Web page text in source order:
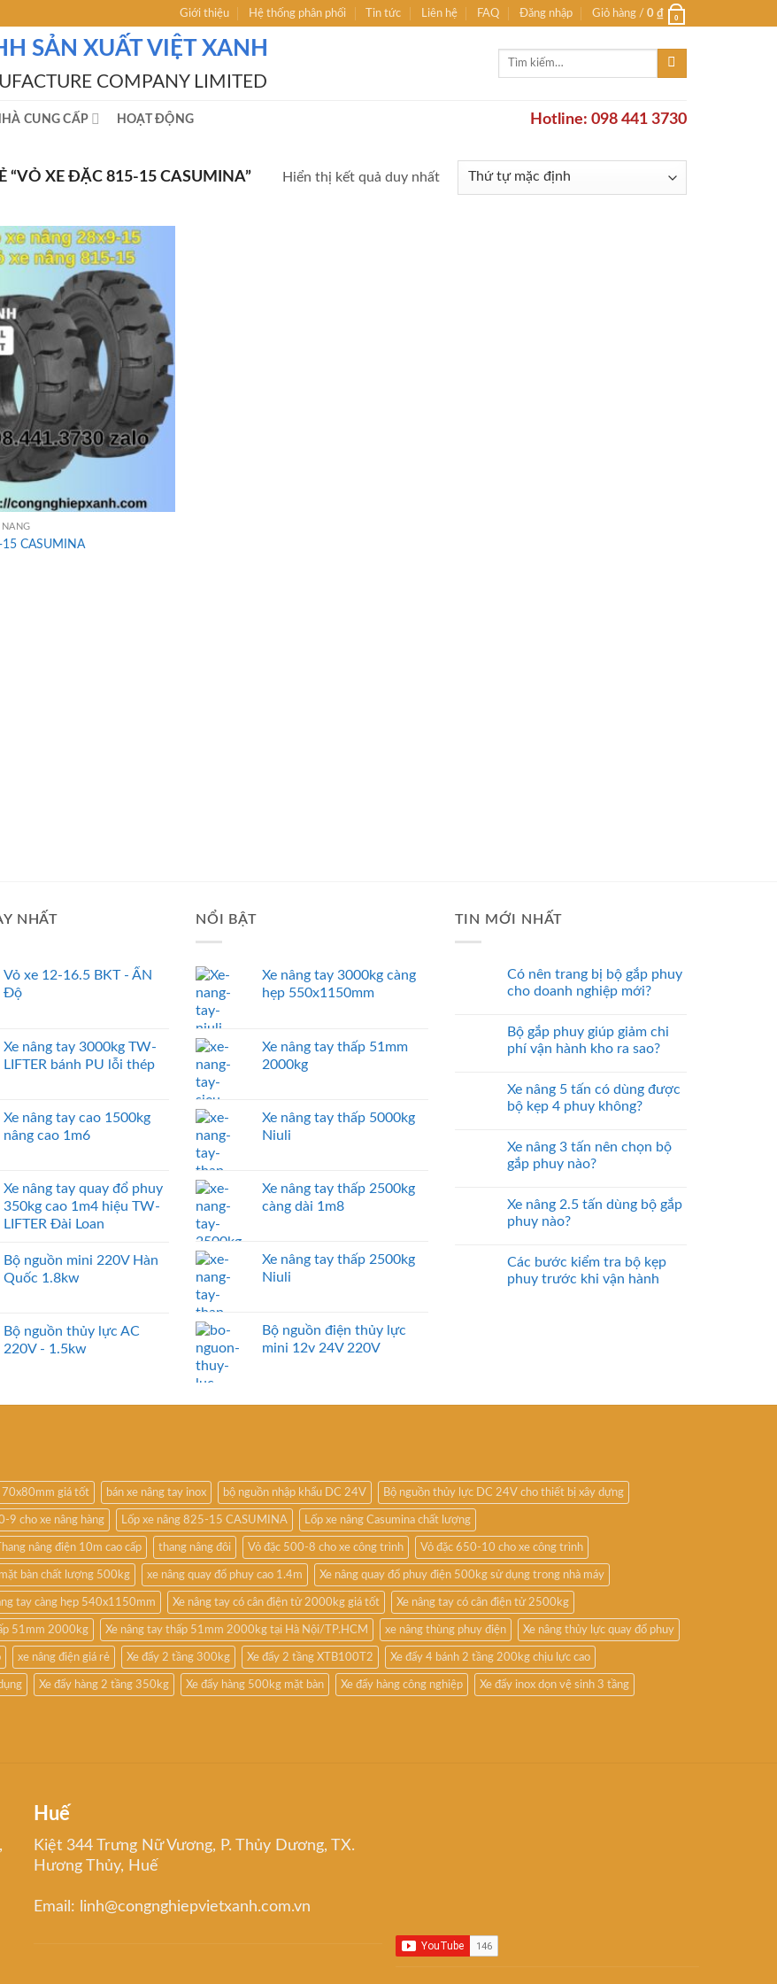
Giới thiệu Hệ thống phân phối Tin tức Liên hệ FAQ Đăng nhập Giỏ hàng / 0 ₫ 0
SẢN XUẤT VIỆT XANH
COMPANY LIMITED
Tìm
CUNG CẤP HOẠT ĐỘNG Hotline: 098 441 3730
XE ĐẶC 815-15 CASUMINA” Hiển thị kết quả duy nhất
CASUMINA
NHẤT
Vỏ xe 12-16.5 BKT - ẤN
Độ
Xe nâng tay 3000kg TW-
LIFTER bánh PU lỗi thép
Xe nâng tay cao 1500kg
nâng cao 1m6
Xe nâng tay quay đổ phuy
350kg cao 1m4 hiệu TW-
LIFTER Đài Loan
Bộ nguồn mini 220V Hàn
Quốc 1.8kw
Bộ nguồn thủy lực AC
220V - 1.5kw
NỔI BẬT
Xe nâng tay 3000kg càng
hẹp 550x1150mm
Xe nâng tay thấp 51mm
2000kg
Xe nâng tay thấp 5000kg
Niuli
Xe nâng tay thấp 2500kg
càng dài 1m8
Xe nâng tay thấp 2500kg
Niuli
Bộ nguồn điện thủy lực
mini 12v 24V 220V
TIN MỚI NHẤT
Có nên trang bị bộ gắp phuy
cho doanh nghiệp mới?
Bộ gắp phuy giúp giảm chi
phí vận hành kho ra sao?
Xe nâng 5 tấn có dùng được
bộ kẹp 4 phuy không?
Xe nâng 3 tấn nên chọn bộ
gắp phuy nào?
Xe nâng 2.5 tấn dùng bộ gắp
phuy nào?
Các bước kiểm tra bộ kẹp
phuy trước khi vận hành
70x80mm giá tốt bán xe nâng tay inox bộ nguồn nhập khẩu DC 24V Bộ nguồn thủy lực DC 24V cho thiết bị xây dựng
9 cho xe nâng hàng Lốp xe nâng 825-15 CASUMINA Lốp xe nâng Casumina chất lượng
Thang nâng điện 10m cao cấp thang nâng đôi Vỏ đặc 500-8 cho xe công trình Vỏ đặc 650-10 cho xe công trình
bàn chất lượng 500kg xe nâng quay đổ phuy cao 1.4m Xe nâng quay đổ phuy điện 500kg sử dụng trong nhà máy
tay càng hẹp 540x1150mm Xe nâng tay có cân điện tử 2000kg giá tốt Xe nâng tay có cân điện tử 2500kg
51mm 2000kg Xe nâng tay thấp 51mm 2000kg tại Hà Nội/TP.HCM xe nâng thùng phuy điện Xe nâng thủy lực quay đổ phuy
xe nâng điện giá rẻ Xe đẩy 2 tầng 300kg Xe đẩy 2 tầng XTB100T2 Xe đẩy 4 bánh 2 tầng 200kg chịu lực cao
Xe đẩy hàng 2 tầng 350kg Xe đẩy hàng 500kg mặt bàn Xe đẩy hàng công nghiệp Xe đẩy inox dọn vệ sinh 3 tầng
Huế
Kiệt 344 Trưng Nữ Vương, P. Thủy Dương, TX.
Hương Thủy, Huế
Email: linh@congnghiepvietxanh.com.vn